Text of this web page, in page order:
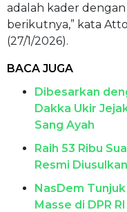
adalah kader
berikutnya,” kata
(27/1/2026).
BACA JUGA
Dibesarkan
Dakka Ukir
Sang Ayah
Raih 53 Ribu
Resmi
NasDem
Masse di DPR RI